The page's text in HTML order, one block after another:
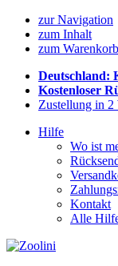
zur Navigation
zum Inhalt
zum Warenkorb
Deutschland:
Kostenloser
Zustellung in 2
Hilfe
Wo ist
Kontakt
Alle